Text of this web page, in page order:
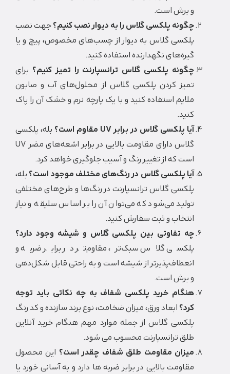
و برش است.
چگونه پلکسی گلاس را به دیوار نصب کنیم؟جهت نصب
پلکسی گلاس به دیوار از چسب‌های مخصوص، پیچ و یا
گیره‌های نگهدارنده استفاده کنید.
چگونه پلکسی گلاس ترانسپارنت را تمیز کنیم؟برای
تمیز کردن پلکسی گلاس از محلول‌های آب و صابون
ملایم استفاده کنید و با یک پارچه نرم و خشک آن را پاک
آیا پلکسی گلاس در برابر UV مقاوم است؟
بله، پلکسی
گلاس دارای مقاومت بالایی در برابر اشعه‌های مضر UV
است که از تغییر رنگ و آسیب جلوگیری خواهد کرد.
آیا پلکسی گلاس در رنگ‌های مختلف موجود است؟بله،
پلکسی گلاس ترانسپارنت در رنگ‌ها و طرح‌های مختلفی
تولید می‌شود که می‌توان آن را بر اساس سلیقه و نیاز
انتخاب و ثبت سفارش کنید.
چه تفاوتی بین پلکسی گلاس و شیشه وجود دارد؟
پلکسی گلاس سبک‌تر، مقاوم‌تر در برابر ضربه و
انعطاف‌پذیرتر از شیشه است و به راحتی قابل شکل‌دهی
و برش است.
هنگام خرید پلکسی شفاف به چه نکاتی باید توجه
ابعاد ورق، میزان ضخامت، نوع برند سازنده و کد رنگ
پلکسی گلاس از جمله موارد مهم هنگام خرید آنلاین
طلق ترانسپارنت محسوب می شود.
میزان مقاومت طلق شفاف چقدر است؟این محصول
مقاومت بالایی در برابر ضربه ها دارد و به آسانی خورد یا